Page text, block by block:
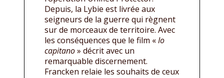
Depuis, la Lybie est livrée aux
seigneurs de la guerre qui règnent
sur de morceaux de territoire. Avec
les conséquences que le film «Io
capitano» décrit avec un
remarquable discernement.
Francken relaie les souhaits de ceux